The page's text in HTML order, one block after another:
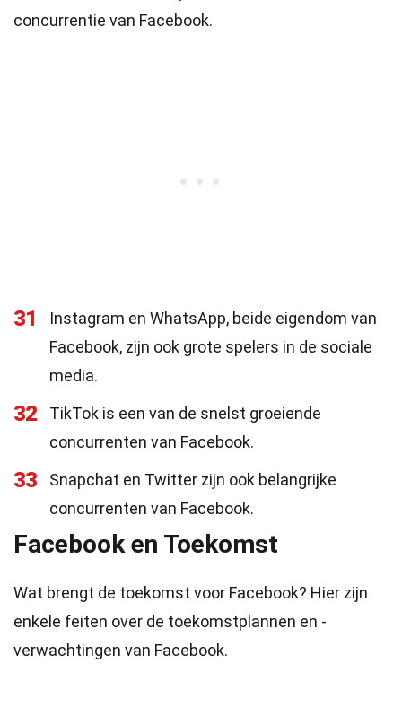
concurrentie van Facebook.
31
Instagram en WhatsApp, beide eigendom van
Facebook, zijn ook grote spelers in de sociale
media.
32
TikTok is een van de snelst groeiende
concurrenten van Facebook.
33
Snapchat en Twitter zijn ook belangrijke
concurrenten van Facebook.
Facebook en Toekomst
Wat brengt de toekomst voor Facebook? Hier zijn
enkele feiten over de toekomstplannen en -
verwachtingen van Facebook.